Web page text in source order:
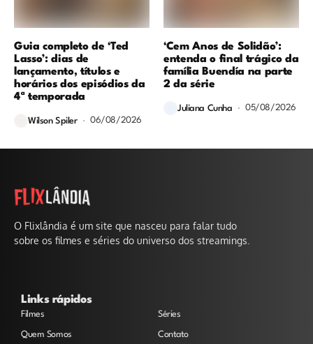
Guia completo de ‘Ted
Lasso’: dias de
lançamento, títulos e
horários dos episódios da
4ª temporada
Wilson Spiler 06/08/2026
‘Cem Anos de Solidão’:
entenda o final trágico da
família Buendía na parte
2 da série
Juliana Cunha 05/08/2026
O Flixlândia é um site que nasceu para falar tudo
sobre os filmes e séries do universo dos streamings.
Links rápidos
Filmes Séries
Quem Somos Contato